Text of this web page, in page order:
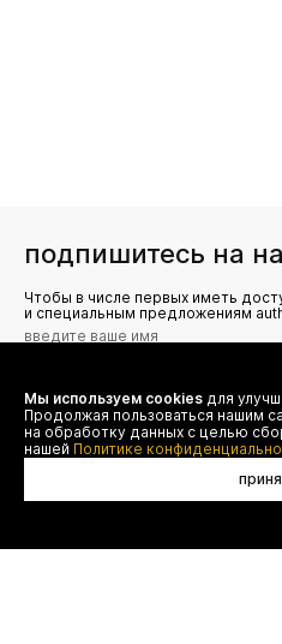
подпишитесь на
Чтобы в числе первых иметь
и специальным предложениям
Я даю согласие на сбор,
персональных данных (имя,
рекламных и
Юнайтед', а также
Политикой
Мы используем cookies для
Продолжая пользоваться нашим
на обработку данных с целью
нашей Политике